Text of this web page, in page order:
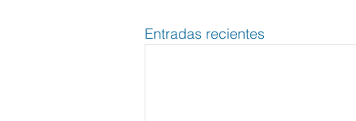
Entradas recientes